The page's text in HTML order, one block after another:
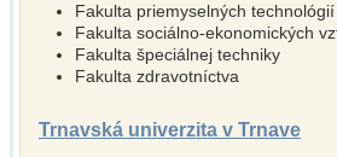
Fakulta priemyselných technológií
Fakulta sociálno-ekonomických
Fakulta špeciálnej techniky
Fakulta zdravotníctva
Trnavská univerzita v Trnave